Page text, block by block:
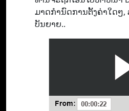
ມາດກໍານົດການຕັ້ງຄ່າໃດໆ,
ບັນຍາຍ..